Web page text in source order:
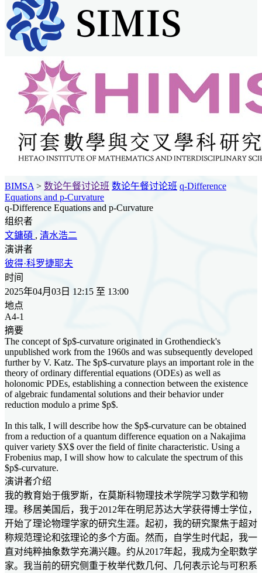
BIMSA > 数论午餐讨论班 数论午餐讨论班 q-Difference
Equations and p-Curvature
q-Difference Equations and p-Curvature
组织者
文鏞碩 , 清水浩二
演讲者
彼得·科罗捷耶夫
时间
2025年04月03日 12:15 至 13:00
地点
A4-1
摘要
The concept of $p$-curvature originated in Grothendieck's
unpublished work from the 1960s and was subsequently developed
further by V. Katz. The $p$-curvature plays an important role in the
theory of ordinary differential equations (ODEs) as well as
holonomic PDEs, establishing a connection between the existence
of algebraic fundamental solutions and their behavior under
reduction modulo a prime $p$.
In this talk, I will describe how the $p$-curvature can be obtained
from a reduction of a quantum difference equation on a Nakajima
quiver variety $X$ over the field of finite characteristic. Using a
Frobenius map, I will show how to calculate the spectrum of this
$p$-curvature.
演讲者介绍
我的教育始于俄罗斯，在莫斯科物理技术学院学习数学和物
理。移居美国后，我于2012年在明尼苏达大学获得博士学位，
开始了理论物理学家的研究生涯。起初，我的研究聚焦于超对
称规范理论和弦理论的多个方面。然而，自学生时代起，我一
直对纯粹抽象数学充满兴趣。约从2017年起，我成为全职数学
家。我当前的研究侧重于枚举代数几何、几何表示论与可积系